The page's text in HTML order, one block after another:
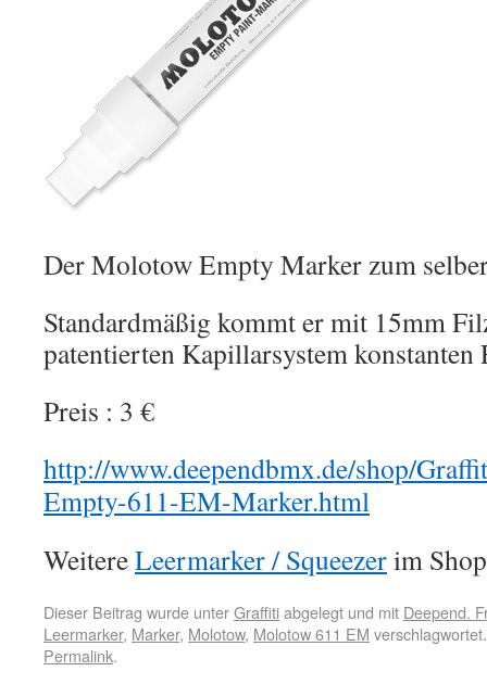
Der Molotow Empty Marker zum
Standardmäßig kommt er mit 15mm
patentierten Kapillarsystem konstanten
Preis : 3 €
http://www.deependbmx.de/shop/
Empty-611-EM-Marker.html
WeitereLeermarker / Squeezerim
Dieser Beitrag wurde unterGraffitiabgelegt und mit Deepend.
Leermarker, Marker, Molotow, Molotow 611 EM
Permalink.